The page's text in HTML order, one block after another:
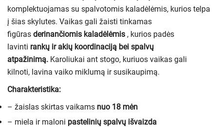
komplektuojamas su spalvotomis kaladėlėmis, kurios telpa
į šias skylutes. Vaikas gali žaisti tinkamas
figūras derinančiomis kaladėlėmis , kurios padės
lavinti rankų ir akių koordinaciją bei spalvų
atpažinimą. Karoliukai ant stogo, kuriuos vaikas gali
kilnoti, lavina vaiko miklumą ir susikaupimą.
Charakteristika:
– žaislas skirtas vaikams nuo 18 mėn
– miela ir maloni pastelinių spalvų išvaizda